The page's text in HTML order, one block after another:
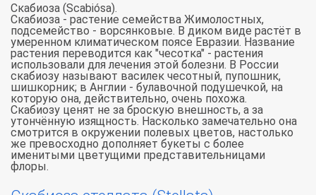
Скабиоза (Scabiósa).
Скабиоза - растение семейства Жимолостных,
подсемейство - ворсянковые. В диком виде растёт в
умеренном климатическом поясе Евразии. Название
растения переводится как "чесотка" - растения
использовали для лечения этой болезни. В России
скабиозу называют василек чесотный, пупошник,
шишкорник; в Англии - булавочной подушечкой, на
которую она, действительно, очень похожа.
Скабиозу ценят не за броскую внешность, а за
утончённую изящность. Насколько замечательно она
смотрится в окружении полевых цветов, настолько
же превосходно дополняет букеты с более
именитыми цветущими представительницами
флоры.